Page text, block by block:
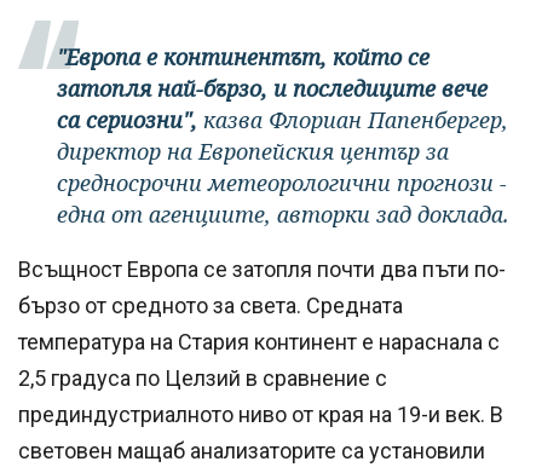
"Европа е континентът, който се
затопля най-бързо, и последиците вече
са сериозни", казва Флориан Папенбергер,
директор на Европейския център за
средносрочни метеорологични прогнози -
една от агенциите, авторки зад доклада.
Всъщност Европа се затопля почти два пъти по-
бързо от средното за света. Средната
температура на Стария континент е нараснала с
2,5 градуса по Целзий в сравнение с
прединдустриалното ниво от края на 19-и век. В
световен мащаб анализаторите са установили